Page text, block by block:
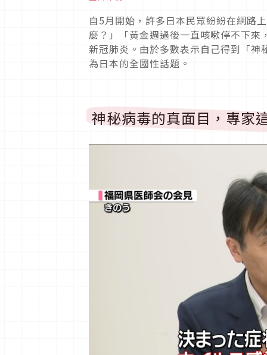
自5月開始，許多日本民眾紛紛在網路
麼？」「黃金週過後一直咳嗽停不下
新冠肺炎。由於多數表示自己得到「
為日本的全國性話題。
神秘病毒的真面目，專家